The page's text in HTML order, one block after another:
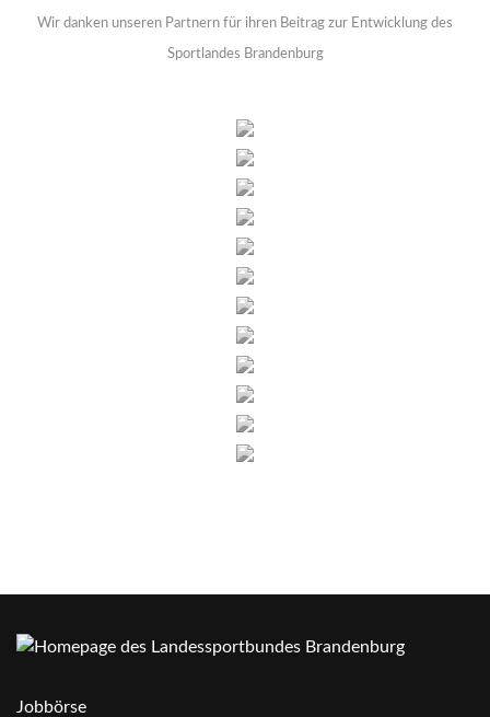
Wir danken unseren Partnern für ihren Beitrag zur Entwicklung des
Sportlandes Brandenburg
Jobbörse